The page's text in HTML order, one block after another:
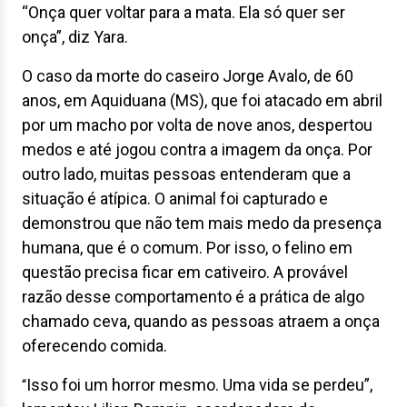
“Onça quer voltar para a mata. Ela só quer ser
onça”, diz Yara.
O caso da morte do caseiro Jorge Avalo, de 60
anos, em Aquiduana (MS), que foi atacado em abril
por um macho por volta de nove anos, despertou
medos e até jogou contra a imagem da onça. Por
outro lado, muitas pessoas entenderam que a
situação é atípica. O animal foi capturado e
demonstrou que não tem mais medo da presença
humana, que é o comum. Por isso, o felino em
questão precisa ficar em cativeiro. A provável
razão desse comportamento é a prática de algo
chamado ceva, quando as pessoas atraem a onça
oferecendo comida.
“Isso foi um horror mesmo. Uma vida se perdeu”,